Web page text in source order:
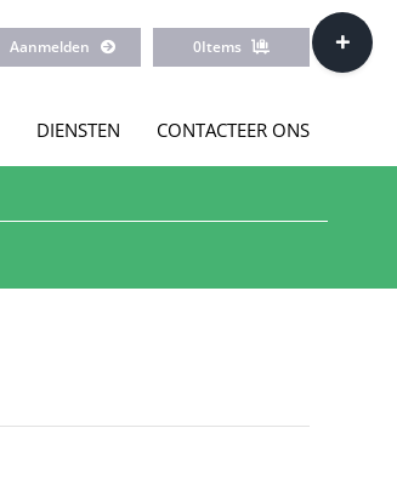
Aanmelden 0Items
DIENSTEN CONTACTEER ONS
Toggle
Sliding